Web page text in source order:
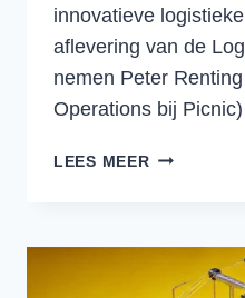
innovatieve
aflevering van de
nemen Peter
Operations bij
LEES MEERLOGISTIEKE